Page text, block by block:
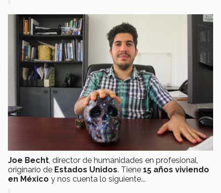
Joe Becht, director de humanidades en profesional,
originario de Estados Unidos. Tiene 15 años viviendo
en México y nos cuenta lo siguiente...